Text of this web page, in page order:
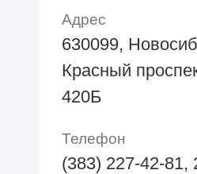
Адрес
630099,
Красный
420Б
Телефон
(383) 227-42-81,